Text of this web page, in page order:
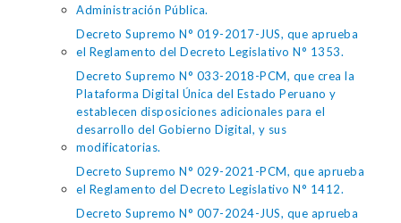
Administración Pública.
Decreto Supremo N° 019-2017-JUS, que aprueba
el Reglamento del Decreto Legislativo N° 1353.
Decreto Supremo N° 033-2018-PCM, que crea la
Plataforma Digital Única del Estado Peruano y
establecen disposiciones adicionales para el
desarrollo del Gobierno Digital, y sus
modificatorias.
Decreto Supremo N° 029-2021-PCM, que aprueba
el Reglamento del Decreto Legislativo N° 1412.
Decreto Supremo N° 007-2024-JUS, que aprueba